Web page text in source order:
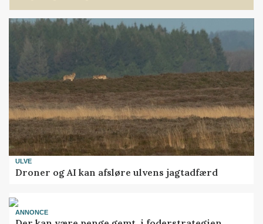
ULVE
Droner og AI kan afsløre ulvens jagtadfærd
ANNONCE